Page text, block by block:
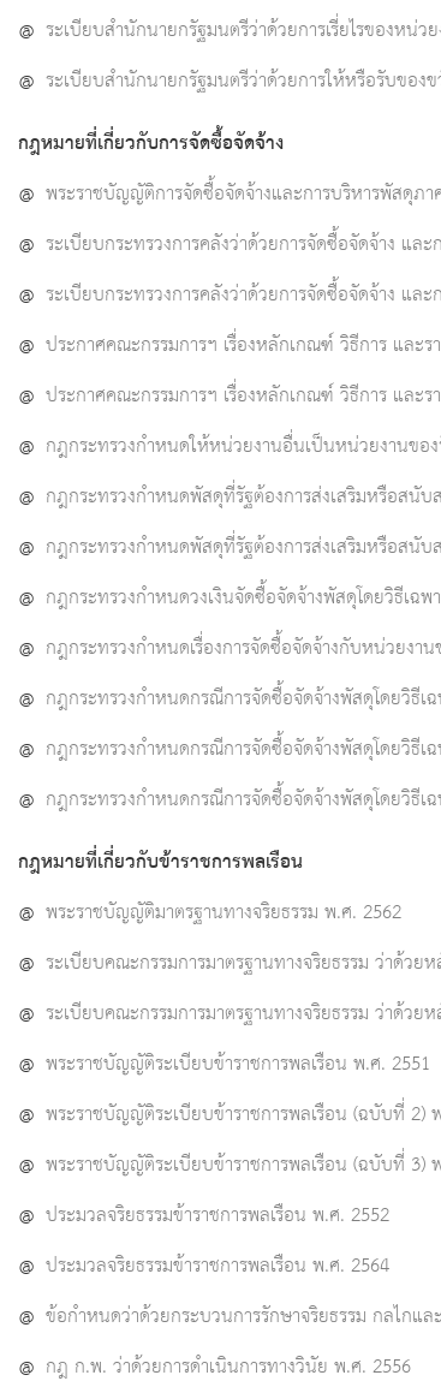
@ ระเบียบสำนักนายกรัฐมนตรีว่าด้วยการเรี่ยไรของหน่
@ ระเบียบสำนักนายกรัฐมนตรีว่าด้วยการให้หรือรับขอ
กฎหมายที่เกี่ยวกับการจัดซื้อจัดจ้าง
@ พระราชบัญญัติการจัดซื้อจัดจ้างและการบริหารพัสดุภ
@ ระเบียบกระทรวงการคลังว่าด้วยการจัดซื้อจัดจ้าง แล
@ ระเบียบกระทรวงการคลังว่าด้วยการจัดซื้อจัดจ้าง แ
@ ประกาศคณะกรรมการฯ เรื่องหลักเกณฑ์ วิธีการ และ
@ ประกาศคณะกรรมการฯ เรื่องหลักเกณฑ์ วิธีการ และ
@ กฎกระทรวงกำหนดให้หน่วยงานอื่นเป็นหน่วยงานขอ
@ กฎกระทรวงกำหนดพัสดุที่รัฐต้องการส่งเสริมหรือสนั
@ กฎกระทรวงกำหนดพัสดุที่รัฐต้องการส่งเสริมหรือสนั
@ กฎกระทรวงกำหนดวงเงินจัดซื้อจัดจ้างพัสดุโดยวิธีเฉ
@ กฎกระทรวงกำหนดเรื่องการจัดซื้อจัดจ้างกับหน่วยง
@ กฎกระทรวงกำหนดกรณีการจัดซื้อจัดจ้างพัสดุโดยวิธีเ
@ กฎกระทรวงกำหนดกรณีการจัดซื้อจัดจ้างพัสดุโดยวิธีเ
@ กฎกระทรวงกำหนดกรณีการจัดซื้อจัดจ้างพัสดุโดยวิธีเ
กฎหมายที่เกี่ยวกับข้าราชการพลเรือน
@ พระราชบัญญัติมาตรฐานทางจริยธรรม พ.ศ. 2562
@ ระเบียบคณะกรรมการมาตรฐานทางจริยธรรม ว่าด้ว
@ ระเบียบคณะกรรมการมาตรฐานทางจริยธรรม ว่าด้ว
@ พระราชบัญญัติระเบียบข้าราชการพลเรือน พ.ศ. 2551
@ พระราชบัญญัติระเบียบข้าราชการพลเรือน (ฉบับที่ 2)
@ พระราชบัญญัติระเบียบข้าราชการพลเรือน (ฉบับที่ 3)
@ ประมวลจริยธรรมข้าราชการพลเรือน พ.ศ. 2552
@ ประมวลจริยธรรมข้าราชการพลเรือน พ.ศ. 2564
@ ข้อกำหนดว่าด้วยกระบวนการรักษาจริยธรรม กลไกแ
@ กฎ ก.พ. ว่าด้วยการดำเนินการทางวินัย พ.ศ. 2556